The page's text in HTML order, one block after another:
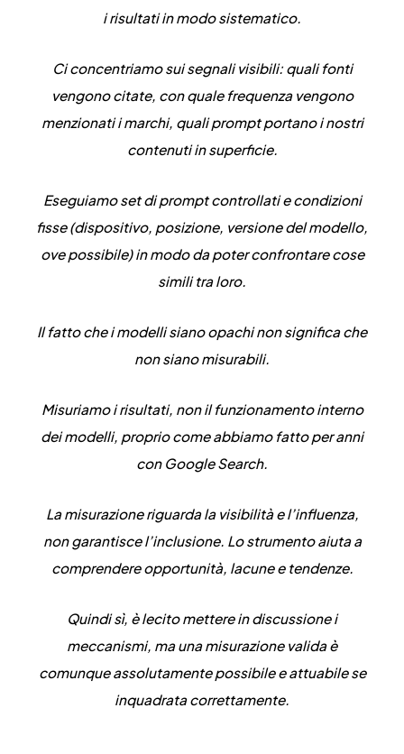
i risultati in modo sistematico.
Ci concentriamo sui segnali visibili: quali fonti
vengono citate, con quale frequenza vengono
menzionati i marchi, quali prompt portano i nostri
contenuti in superficie.
Eseguiamo set di prompt controllati econdizioni
fisse(dispositivo, posizione, versione del modello,
ove possibile) in modo da poter confrontare cose
simili tra loro.
Il fatto che i modelli siano opachi non significa che
non siano misurabili.
Misuriamo i risultati, non il funzionamento interno
dei modelli, proprio come abbiamo fatto per anni
con Google Search.
La misurazione riguarda la visibilità e l’influenza,
non garantisce l’inclusione. Lo strumento aiuta a
comprendere opportunità, lacune e tendenze.
Quindi sì, è lecito mettere in discussione i
meccanismi, ma una misurazione valida è
comunque assolutamente possibile e attuabile se
inquadrata correttamente.